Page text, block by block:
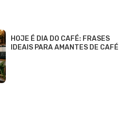
HOJE É DIA DO CAFÉ: FRASES
IDEAIS PARA AMANTES DE CAFÉ